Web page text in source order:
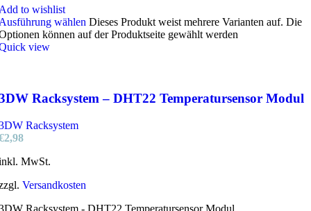
to wishlist
wählen Dieses Produkt weist mehrere Varianten auf. Die
können auf der Produktseite gewählt werden
view
Racksystem – DHT22 Temperatursensor Modul
Racksystem
2,98
MwSt.
Versandkosten